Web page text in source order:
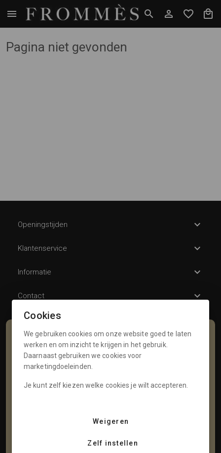
Pagina niet gevonden
Openingstijden
Klantenservice
Informatie
Contact
Schrijf je in voor onze nieuwsbrief
Voornaam
Cookies
We gebruiken cookies om onze website goed te laten
werken en om inzicht te krijgen in het gebruik.
Daarnaast gebruiken we cookies voor
marketingdoeleinden.
Je kunt zelf kiezen welke cookies je wilt accepteren.
Weigeren
Zelf instellen